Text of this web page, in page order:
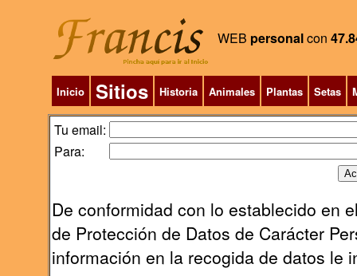
WEB personalcon
Inicio Sitios Historia Animales Plantas Setas
Tu email:
Para:
De conformidad con lo establecido en
de Protección de Datos de Carácter
información en la recogida de datos le